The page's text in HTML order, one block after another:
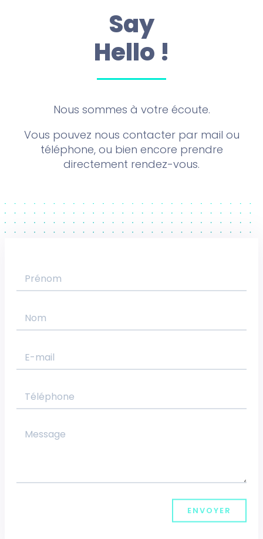
Say
Hello !
Nous sommes à votre écoute.
Vous pouvez nous contacter par mail ou
téléphone, ou bien encore prendre
directement rendez-vous.
ENVOYER